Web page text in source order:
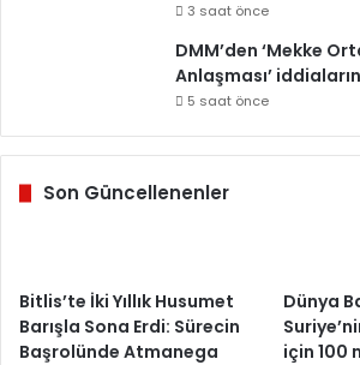
3 saat önce
DMM’den ‘Mekke
Anlaşması’
5 saat önce
Son Güncellenenler
Bitlis’te İki Yıllık Husumet
Barışla Sona Erdi: Sürecin
Başrolünde Atmanega
Dünya
için 100